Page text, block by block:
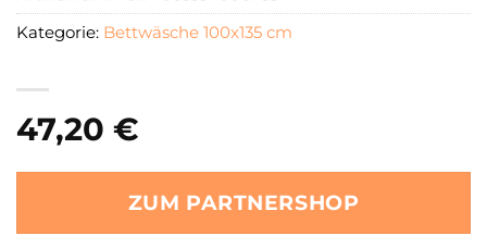
47,20 €
ZUM PARTNERSHOP
Kategorie: Bettwäsche 100x135 cm